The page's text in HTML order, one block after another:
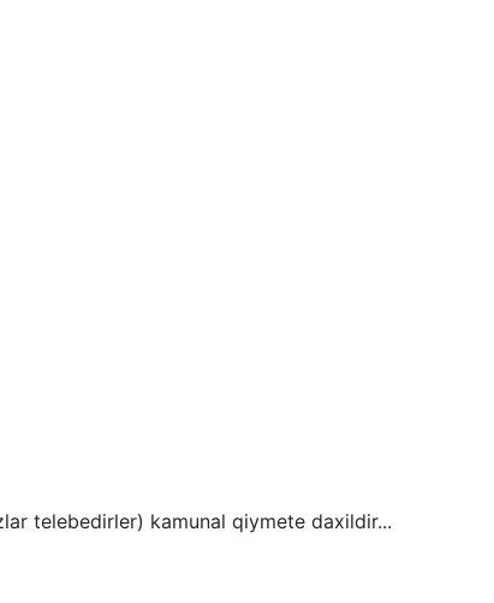
telebedirler) kamunal qiymete daxildir...